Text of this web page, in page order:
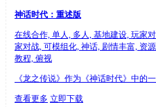
神话时代：重述版
在线合作, 单人, 多人, 基地建设, 玩家
家对战, 可模组化, 神话, 剧情丰富, 资
教程, 俯视
《龙之传说》作为《神话时代》中的
查看更多 立即下载